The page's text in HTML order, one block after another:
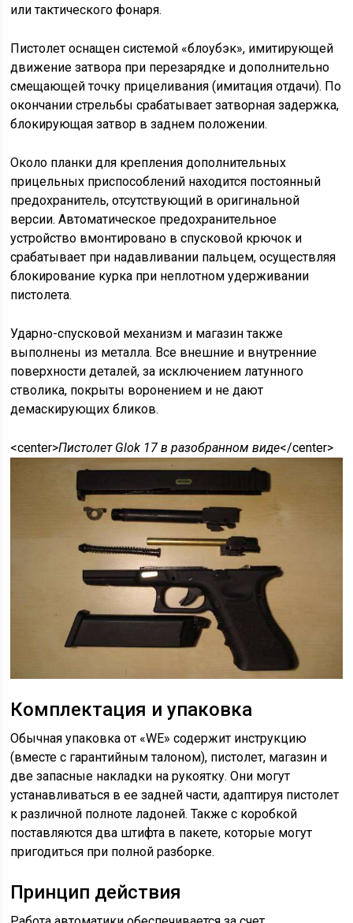
или тактического фонаря.
Пистолет оснащен системой «блоубэк», имитирующей
движение затвора при перезарядке и дополнительно
смещающей точку прицеливания (имитация отдачи). По
окончании стрельбы срабатывает затворная задержка,
блокирующая затвор в заднем положении.
Около планки для крепления дополнительных
прицельных приспособлений находится постоянный
предохранитель, отсутствующий в оригинальной
версии. Автоматическое предохранительное
устройство вмонтировано в спусковой крючок и
срабатывает при надавливании пальцем, осуществляя
блокирование курка при неплотном удерживании
пистолета.
Ударно-спусковой механизм и магазин также
выполнены из металла. Все внешние и внутренние
поверхности деталей, за исключением латунного
стволика, покрыты воронением и не дают
демаскирующих бликов.
<center>Пистолет Glok 17 в разобранном виде</center>
Комплектация и упаковка
Обычная упаковка от «WE» содержит инструкцию
(вместе с гарантийным талоном), пистолет, магазин и
две запасные накладки на рукоятку. Они могут
устанавливаться в ее задней части, адаптируя пистолет
к различной полноте ладоней. Также с коробкой
поставляются два штифта в пакете, которые могут
пригодиться при полной разборке.
Принцип действия